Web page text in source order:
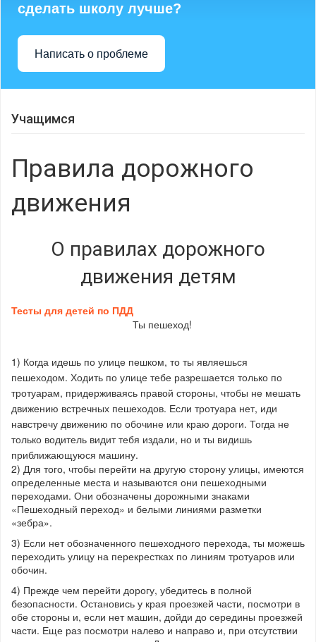
сделать школу лучше?
Написать о проблеме
Учащимся
Правила дорожного
движения
О правилах дорожного
движения детям
Тесты для детей по ПДД
Ты пешеход!
1) Когда идешь по улице пешком, то ты являешься
пешеходом. Ходить по улице тебе разрешается только по
тротуарам, придерживаясь правой стороны, чтобы не мешать
движению встречных пешеходов. Если тротуара нет, иди
навстречу движению по обочине или краю дороги. Тогда не
только водитель видит тебя издали, но и ты видишь
приближающуюся машину.
2) Для того, чтобы перейти на другую сторону улицы, имеются
определенные места и называются они пешеходными
переходами. Они обозначены дорожными знаками
«Пешеходный переход» и белыми линиями разметки
«зебра».
3) Если нет обозначенного пешеходного перехода, ты можешь
переходить улицу на перекрестках по линиям тротуаров или
обочин.
4) Прежде чем перейти дорогу, убедитесь в полной
безопасности. Остановись у края проезжей части, посмотри в
обе стороны и, если нет машин, дойди до середины проезжей
части. Еще раз посмотри налево и направо и, при отсутствии